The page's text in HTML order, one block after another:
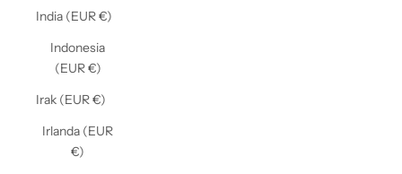
India (EUR €)
Indonesia
(EUR €)
Irak (EUR €)
Irlanda (EUR
€)